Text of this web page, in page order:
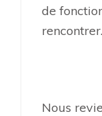
de
rencontrer.
Nous